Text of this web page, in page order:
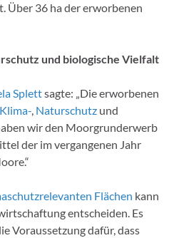
Über 36 ha der erworbenen
und biologische Vielfalt
Splettsagte: „Die erworbenen
Klima-, Naturschutz und
wir den Moorgrunderwerb
der im vergangenen Jahr
Flächen kann
entscheiden. Es
Voraussetzung dafür, dass